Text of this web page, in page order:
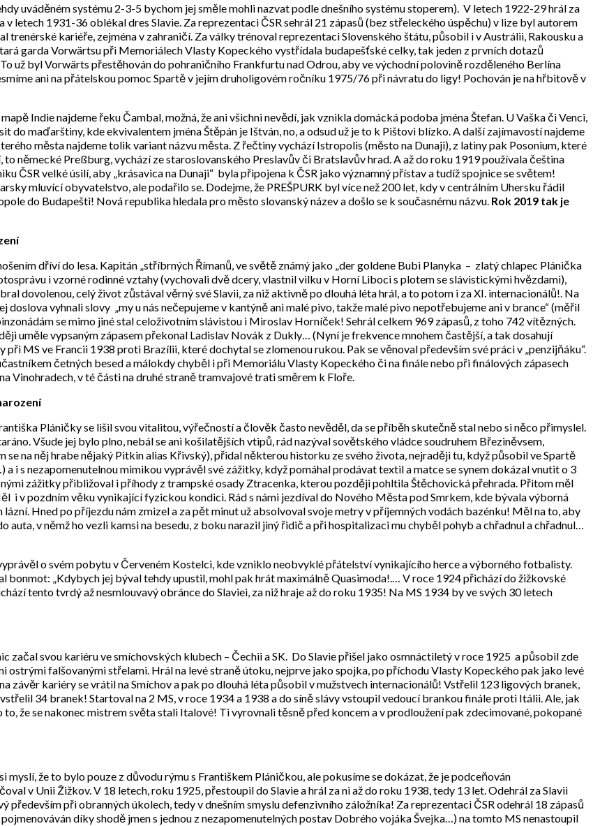
uváděném systému 2-3-5 bychom jej směle mohli nazvat podle dnešního systému stoperem). V letech 1922-29 hrál za
letech 1931-36 oblékal dres Slavie. Za reprezentaci ČSR sehrál 21 zápasů (bez střeleckého úspěchu) v lize byl autorem
kariéře, zejména v zahraničí. Za války trénoval reprezentaci Slovenského štátu, působil i v Austrálii, Rakousku a
garda Vorwärtsu při Memoriálech Vlasty Kopeckého vystřídala budapešťské celky, tak jeden z prvních dotazů
už byl Vorwärts přestěhován do pohraničního Frankfurtu nad Odrou, aby ve východní polovině rozděleného Berlína
ani na přátelskou pomoc Spartě v jejím druholigovém ročníku 1975/76 při návratu do ligy! Pochován je na hřbitově v
mapě Indie najdeme řeku Čambal, možná, že ani všichni nevědí, jak vznikla domácká podoba jména Štefan. U Vaška či Venci,
do maďarštiny, kde ekvivalentem jména Štěpán je Ištván, no, a odsud už je to k Pištovi blízko. A další zajímavostí najdeme
města najdeme tolik variant názvu města. Z řečtiny vychází Istropolis (město na Dunaji), z latiny pak Posonium, které
německé Preßburg, vychází ze staroslovanského Preslavův či Bratslavův hrad. A až do roku 1919 používala čeština
ČSR velké úsilí, aby „krásavica na Dunaji“ byla připojena k ČSR jako významný přístav a tudíž spojnice se světem!
mluvící obyvatelstvo, ale podařilo se. Dodejme, že PREŠPURK byl více než 200 let, kdy v centrálním Uhersku řádil
do Budapešti! Nová republika hledala pro město slovanský název a došlo se k současnému názvu. Rok 2019 tak je
dříví do lesa. Kapitán „stříbrných Římanů, ve světě známý jako „der goldene Bubi Planyka – zlatý chlapec Plánička
i vzorné rodinné vztahy (vychovali dvě dcery, vlastnil vilku v Horní Liboci s plotem se slávistickými hvězdami),
dovolenou, celý život zůstával věrný své Slavii, za niž aktivně po dlouhá léta hrál, a to potom i za XI. internacionálů!. Na
vyhnali slovy „my u nás nečepujeme v kantýně ani malé pivo, takže malé pivo nepotřebujeme ani v brance“ (měřil
se mimo jiné stal celoživotním slávistou i Miroslav Horníček! Sehrál celkem 969 zápasů, z toho 742 vítězných.
uměle vypsaným zápasem překonal Ladislav Novák z Dukly… (Nyní je frekvence mnohem častější, a tak dosahují
MS ve Francii 1938 proti Brazílii, které dochytal se zlomenou rukou. Pak se věnoval především své práci v „penzijňáku“.
četných besed a málokdy chyběl i při Memoriálu Vlasty Kopeckého či na finále nebo při finálových zápasech
Vinohradech, v té části na druhé straně tramvajové trati směrem k Floře.
Pláničky se lišil svou vitalitou, výřečností a člověk často nevěděl, da se příběh skutečně stal nebo si něco přimyslel.
Všude jej bylo plno, nebál se ani košilatějších vtipů, rád nazýval sovětského vládce soudruhem Březiněvsem,
na něj hrabe nějaký Pitkin alias Křivský), přidal některou historku ze svého života, nejraději tu, když působil ve Spartě
i s nezapomenutelnou mimikou vyprávěl své zážitky, když pomáhal prodávat textil a matce se synem dokázal vnutit o 3
zážitky přibližoval i příhody z trampské osady Ztracenka, kterou později pohltila Štěchovická přehrada. Přitom měl
i v pozdním věku vynikající fyzickou kondici. Rád s námi jezdíval do Nového Města pod Smrkem, kde bývala výborná
Hned po příjezdu nám zmizel a za pět minut už absolvoval svoje metry v příjemných vodách bazénku! Měl na to, aby
v němž ho vezli kamsi na besedu, z boku narazil jiný řidič a při hospitalizaci mu chyběl pohyb a chřadnul a chřadnul…
o svém pobytu v Červeném Kostelci, kde vzniklo neobvyklé přátelství vynikajícího herce a výborného fotbalisty.
bonmot: „Kdybych jej býval tehdy upustil, mohl pak hrát maximálně Quasimoda!.… V roce 1924 přichází do žižkovské
tento tvrdý až nesmlouvavý obránce do Slaviei, za niž hraje až do roku 1935! Na MS 1934 by ve svých 30 letech
svou kariéru ve smíchovských klubech – Čechii a SK. Do Slavie přišel jako osmnáctiletý v roce 1925 a působil zde
ostrými falšovanými střelami. Hrál na levé straně útoku, nejprve jako spojka, po příchodu Vlasty Kopeckého pak jako levé
kariéry se vrátil na Smíchov a pak po dlouhá léta působil v mužstvech internacionálů! Vstřelil 123 ligových branek,
34 branek! Startoval na 2 MS, v roce 1934 a 1938 a do síně slávy vstoupil vedoucí brankou finále proti Itálii. Ale, jak
že se nakonec mistrem světa stali Italové! Ti vyrovnali těsně před koncem a v prodloužení pak zdecimované, pokopané
že to bylo pouze z důvodu rýmu s Františkem Pláničkou, ale pokusíme se dokázat, že je podceňován
v Unii Žižkov. V 18 letech, roku 1925, přestoupil do Slavie a hrál za ni až do roku 1938, tedy 13 let. Odehrál za Slavii
při obranných úkolech, tedy v dnešním smyslu defenzivního záložníka! Za reprezentaci ČSR odehrál 18 zápasů
díky shodě jmen s jednou z nezapomenutelných postav Dobrého vojáka Švejka…) na tomto MS nenastoupil